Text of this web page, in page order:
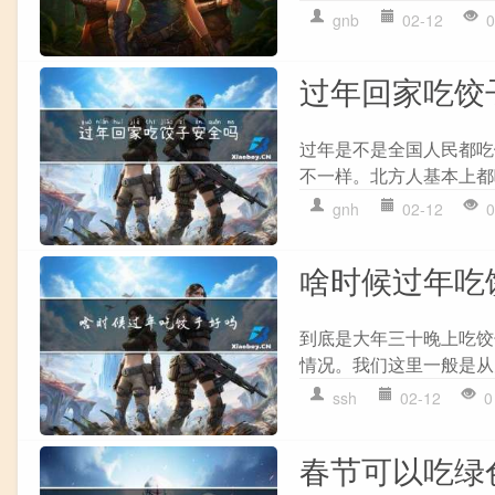
gnb 02-12 0
过年回家吃
过年是不是全国人民都
不一样。北方人基本上
gnh 02-12 0
啥时候过年
到底是大年三十晚上吃
情况。我们这里一般是
ssh 02-12 0
春节可以吃